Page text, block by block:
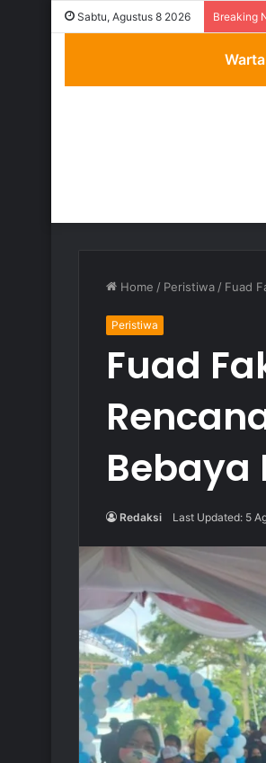
Sabtu, Agustus 8 2026 Breaking
Warta
Home / Peristiwa / Fuad
Peristiwa
Fuad
Bebaya
Redaksi Last Updated: 5